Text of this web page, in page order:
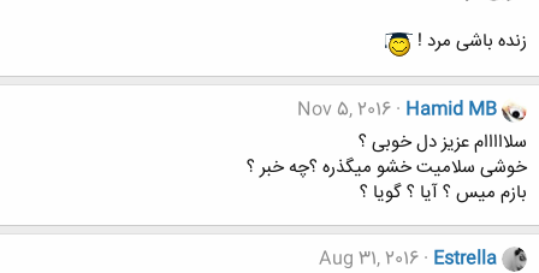
زنده باشی مرد !
Hamid MB
Nov 5, 2016
سلااااام عزیز دل خوبی ؟
خوشی سلامیت خشو میگذره ؟چه خبر ؟
بازم میس ؟ آیا ؟ گویا ؟
Estrella
Aug 31, 2016